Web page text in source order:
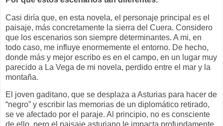
Casi diría que, en esta novela, el personaje principal es el
paisaje, más concretamente la sierra del Cuera. Considero
que los escenarios son siempre determinantes. A mi, en
todo caso, me influye enormemente el entorno. De hecho,
donde más y mejor escribo es en el campo, en un lugar muy
parecido a La Vega de mi novela, perdido entre el mar y la
montaña.
El joven gaditano, que se desplaza a Asturias para hacer de
“negro” y escribir las memorias de un diplomático retirado,
se ve afectado por el paraje. Al principio, no es consciente